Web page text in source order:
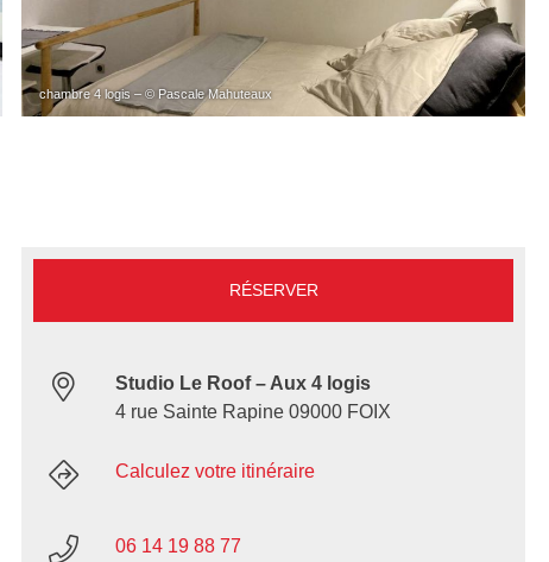
chambre 4 logis – © Pascale Mahuteaux
RÉSERVER
Studio Le Roof – Aux 4 logis
4 rue Sainte Rapine 09000 FOIX
Calculez votre itinéraire
06 14 19 88 77